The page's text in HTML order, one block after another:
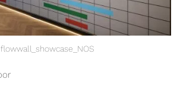
flowwall_showcase_NOS